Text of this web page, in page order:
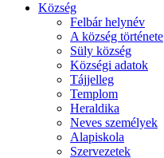
Község
Felbár helynév
A község története
Süly község
Községi adatok
Tájjelleg
Templom
Heraldika
Neves személyek
Alapiskola
Szervezetek